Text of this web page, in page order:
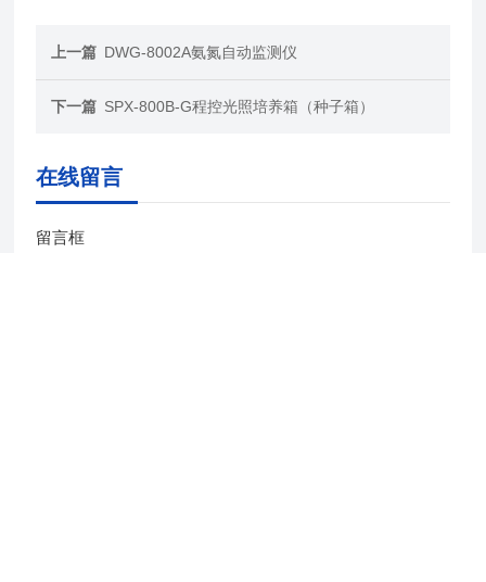
上一篇 DWG-8002A氨氮自动监测仪
下一篇 SPX-800B-G程控光照培养箱（种子箱）
在线留言
留言框